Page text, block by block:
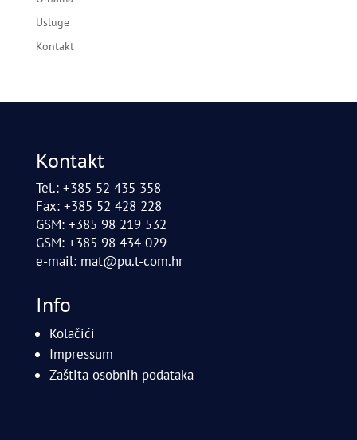
Usluge
Kontakt
Kontakt
Tel.: +385 52 435 358
Fax: +385 52 428 228
GSM: +385 98 219 532
GSM: +385 98 434 029
e-mail: mat@pu.t-com.hr
Info
Kolačići
Impressum
Zaštita osobnih podataka